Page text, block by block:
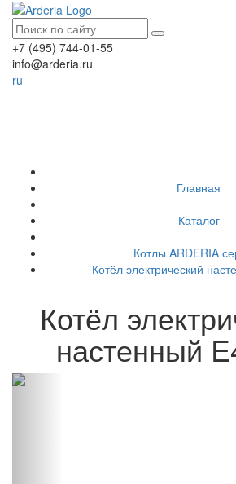
+7 (495) 744-01-55
info@arderia.ru
ru
Главная
Каталог
Котлы ARDERIA
Котёл электрический
Котёл
настенный